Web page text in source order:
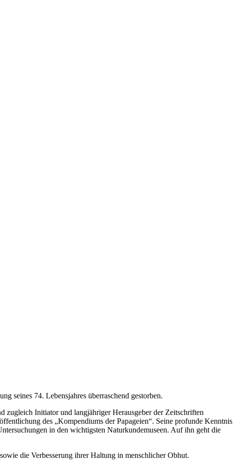
seines 74. Lebensjahres überraschend gestorben.
zugleich Initiator und langjähriger Herausgeber der Zeitschriften
des „Kompendiums der Papageien“. Seine profunde Kenntnis
in den wichtigsten Naturkundemuseen. Auf ihn geht die
die Verbesserung ihrer Haltung in menschlicher Obhut.